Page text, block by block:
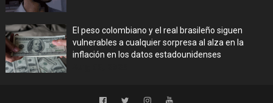
El peso colombiano y el real brasileño siguen
vulnerables a cualquier sorpresa al alza en la
inflación en los datos estadounidenses